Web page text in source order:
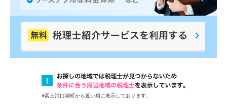
※富士河口湖町から近い順に表示しております。